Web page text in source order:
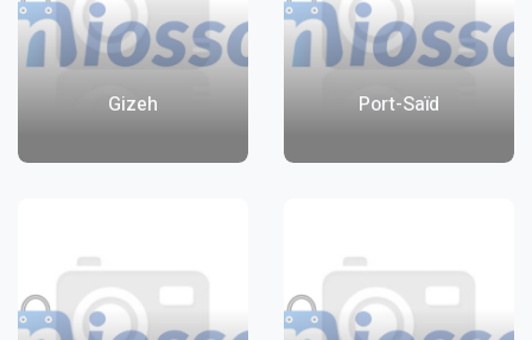
Gizeh Port-Saïd